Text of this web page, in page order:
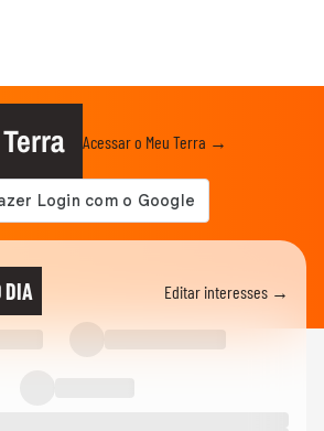
Acessar o Meu Terra →
DIA Editar interesses →